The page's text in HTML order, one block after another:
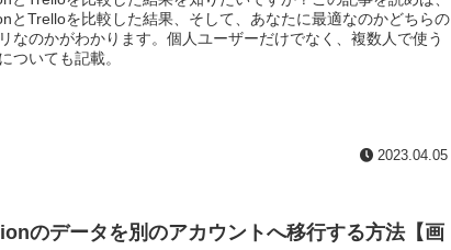
とTrelloを比較した結果、そして、あなたに最適なのかどちらの
なのかがわかります。個人ユーザーだけでなく、複数人で使う
ついても記載。
2023.04.05
のデータを別のアカウントへ移行する方法【画